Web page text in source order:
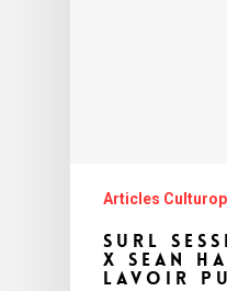
Articles
SURL
x Sean
Lavoir